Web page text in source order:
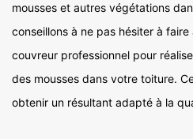
mousses et autres végétations
conseillons à ne pas hésiter à
couvreur professionnel pour
des mousses dans votre toiture.
obtenir un résultant adapté à la